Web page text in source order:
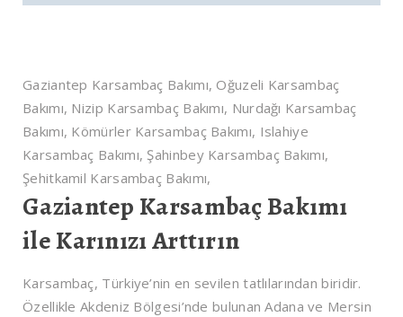
Gaziantep Karsambaç Bakımı, Oğuzeli Karsambaç
Bakımı, Nizip Karsambaç Bakımı, Nurdağı Karsambaç
Bakımı, Kömürler Karsambaç Bakımı, Islahiye
Karsambaç Bakımı, Şahinbey Karsambaç Bakımı,
Şehitkamil Karsambaç Bakımı,
Gaziantep Karsambaç Bakımı
ile Karınızı Arttırın
Karsambaç, Türkiye’nin en sevilen tatlılarından biridir.
Özellikle Akdeniz Bölgesi’nde bulunan Adana ve Mersin